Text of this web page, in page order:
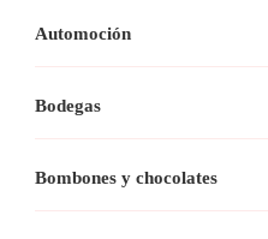
Automoción
Bodegas
Bombones y chocolates